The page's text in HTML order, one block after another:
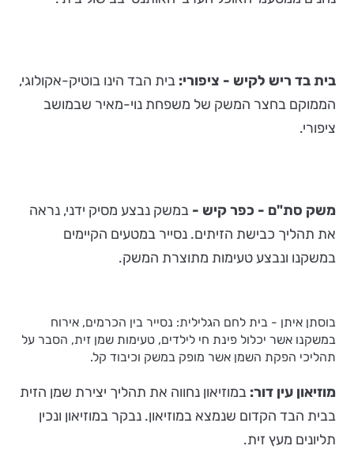
בית בד ריש לקיש - ציפורי: בית הבד הינו בוטיק-אקולוגי,
הממוקם בחצר המשק של משפחת נוי-מאיר שבמושב
ציפורי.
משק סת"ם - כפר קיש - במשק נבצע מסיק ידני, נראה
את תהליך כבישת הזיתים. נסייר במטעים הקיימים
במשקנו ונבצע טעימות מתוצרת המשק.
בוסתן איתן - בית לחם הגלילית: נסייר בין הכרמים, אירוח
במשקנו אשר יכלול פינת חי לילדים, טעימות שמן זית, הסבר על
תהליכי הפקת השמן אשר מופק במשק וכיבוד קל.
מוזיאון עין דור: במוזיאון נחווה את תהליך יצירת שמן הזית
בבית הבד הקדום שנמצא במוזיאון. נבקר במוזיאון ונכין
תליונים מעץ זית.